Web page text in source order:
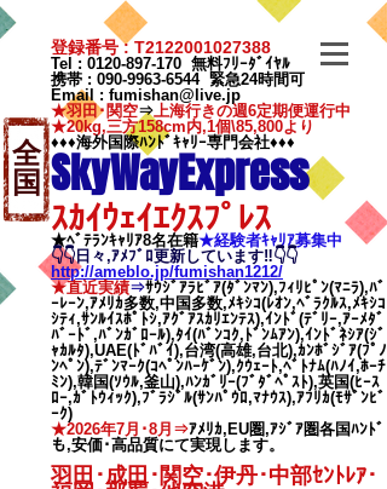
全
国
登録番号 : T2122001027388
Tel : 0120-897-170 無料ﾌﾘｰﾀﾞｲﾔﾙ
携帯 : 090-9963-6544緊急24時間可
Email : fumishan@live.jp
★羽田･関空⇒上海行きの週6定期便運行中
★20kg,三方158cm内,1個\85,800より
♦♦♦海外国際ﾊﾝﾄﾞｷｬﾘｰ専門会社♦♦♦
SkyWayExpress
ｽｶｲｳｪｲｴｸｽﾌﾟﾚｽ
★ﾍﾞﾃﾗﾝｷｬﾘｱ8名在籍★​経験者ｷｬﾘｱ募集中
👇👇日々,ｱﾒﾌﾞﾛ更新しています‼👇👇
http://ameblo.jp/fumishan1212/
★直近実績⇒ｻｳｼﾞｱﾗﾋﾞｱ(ﾀﾞﾝﾏﾝ),ﾌｨﾘﾋﾟﾝ(ﾏﾆﾗ),ﾊﾞ
ｰﾚｰﾝ,ｱﾒﾘｶ多数,中国多数,ﾒｷｼｺ(ﾚｵﾝ,ﾍﾞﾗｸﾙｽ,ﾒｷｼｺ
ｼﾃｨ,ｻﾝﾙｲｽﾎﾟﾄｼ,ｱｸﾞｱｽｶﾘｴﾝﾃｽ),ｲﾝﾄﾞ(ﾃﾞﾘｰ,ｱｰﾒﾀﾞ
ﾊﾞｰﾄﾞ,ﾊﾞﾝｶﾞﾛｰﾙ),ﾀｲ(ﾊﾞﾝｺｸ,ﾄﾞﾝﾑｱﾝ),ｲﾝﾄﾞﾈｼｱ(ｼﾞ
ｬｶﾙﾀ),UAE(ﾄﾞﾊﾞｲ),台湾(高雄,台北),ｶﾝﾎﾞｼﾞｱ(ﾌﾟﾉ
ﾝﾍﾟﾝ),ﾃﾞﾝﾏｰｸ(ｺﾍﾟﾝﾊｰｹﾞﾝ),ｸｳｪｰﾄ,ﾍﾞﾄﾅﾑ(ﾊﾉｲ,ﾎｰﾁ
ﾐﾝ),韓国(ｿｳﾙ,釜山),ﾊﾝｶﾞﾘｰ(ﾌﾞﾀﾞﾍﾟｽﾄ),英国(ﾋｰｽ
ﾛｰ,ｶﾞﾄｳｨｯｸ),ﾌﾞﾗｼﾞﾙ(ｻﾝﾊﾟｳﾛ,ﾏﾅｳｽ),ｱﾌﾘｶ(ﾓｻﾞﾝﾋﾞ
ｰｸ)
★2026年7月･8月⇒ｱﾒﾘｶ,EU圏,ｱｼﾞｱ圏各国ﾊﾝﾄﾞ
も,安価･高品質にて実現します。
羽田･成田･関空･伊丹･中部ｾﾝﾄﾚｱ･